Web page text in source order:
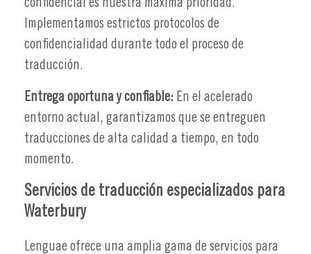
confidencial es nuestra máxima prioridad.
Implementamos estrictos protocolos de
confidencialidad durante todo el proceso de
traducción.
Entrega oportuna y confiable: En el acelerado
entorno actual, garantizamos que se entreguen
traducciones de alta calidad a tiempo, en todo
momento.
Servicios de traducción especializados para
Waterbury
Lenguae ofrece una amplia gama de servicios para